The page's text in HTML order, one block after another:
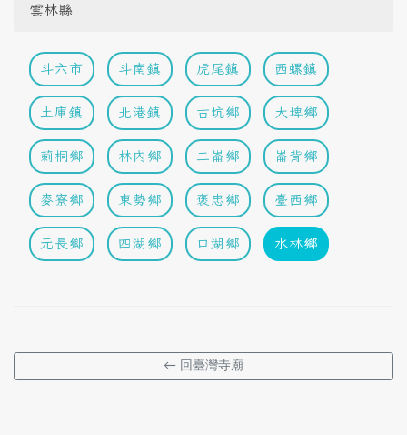
雲林縣
斗六市 斗南鎮 虎尾鎮 西螺鎮
土庫鎮 北港鎮 古坑鄉 大埤鄉
莿桐鄉 林內鄉 二崙鄉 崙背鄉
麥寮鄉 東勢鄉 褒忠鄉 臺西鄉
元長鄉 四湖鄉 口湖鄉 水林鄉
← 回臺灣寺廟